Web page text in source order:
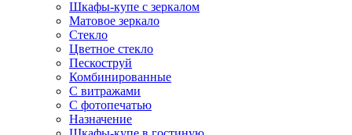
Шкафы-купе с зеркалом
Матовое зеркало
Стекло
Цветное стекло
Пескоструй
Комбинированные
С витражами
С фотопечатью
Назначение